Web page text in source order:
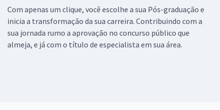
Com apenas um clique, você escolhe a sua Pós-graduação e
inicia a transformação da sua carreira. Contribuindo com a
sua jornada rumo a aprovação no concurso público que
almeja, e já com o título de especialista em sua área.